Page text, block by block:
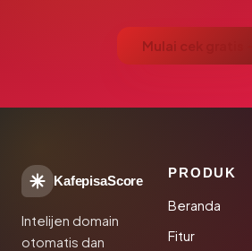
Mulai cek gratis →
KafepisaScore
Intelijen domain
otomatis dan
PRODUK
Beranda
Fitur